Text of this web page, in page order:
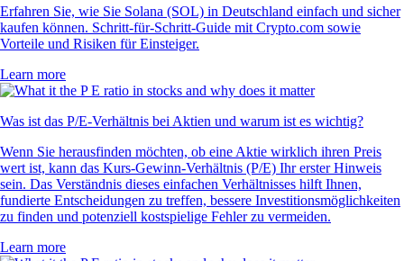
Erfahren Sie, wie Sie Solana (SOL) in Deutschland einfach und sicher
kaufen können. Schritt-für-Schritt-Guide mit Crypto.com sowie
Vorteile und Risiken für Einsteiger.
Learn more
Was ist das P/E-Verhältnis bei Aktien und warum ist es wichtig?
Wenn Sie herausfinden möchten, ob eine Aktie wirklich ihren Preis
wert ist, kann das Kurs-Gewinn-Verhältnis (P/E) Ihr erster Hinweis
sein. Das Verständnis dieses einfachen Verhältnisses hilft Ihnen,
fundierte Entscheidungen zu treffen, bessere Investitionsmöglichkeiten
zu finden und potenziell kostspielige Fehler zu vermeiden.
Learn more